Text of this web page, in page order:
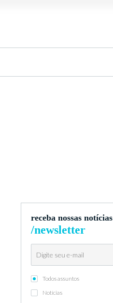
receba nossas notícias
/newsletter
Todos assuntos
Notícias